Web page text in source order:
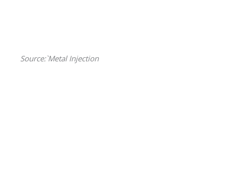
Source:`Metal Injection